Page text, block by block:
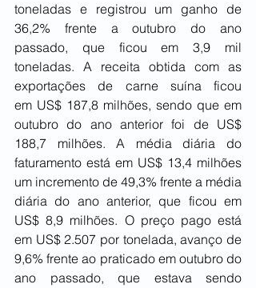
toneladas e registrou um ganho de
36,2% frente a outubro do ano
passado, que ficou em 3,9 mil
toneladas. A receita obtida com as
exportações de carne suína ficou
em US$ 187,8 milhões, sendo que em
outubro do ano anterior foi de US$
188,7 milhões. A média diária do
faturamento está em US$ 13,4 milhões
um incremento de 49,3% frente a média
diária do ano anterior, que ficou em
US$ 8,9 milhões. O preço pago está
em US$ 2.507 por tonelada, avanço de
9,6% frente ao praticado em outubro do
ano passado, que estava sendo